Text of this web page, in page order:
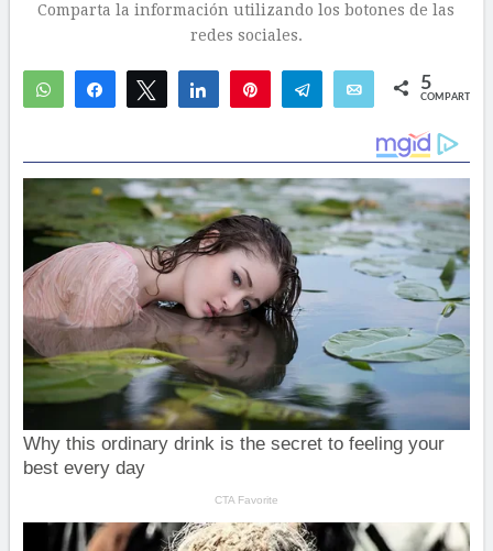
Comparta la información utilizando los botones de las
redes sociales.
WhatsAppCompartirTwittear Compartir Telegram Email 5
COMPARTIR